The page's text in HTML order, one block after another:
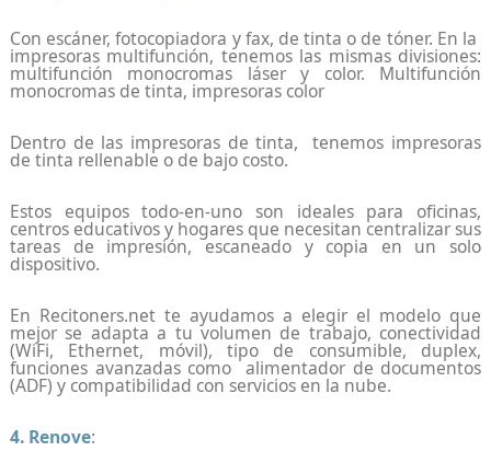
Con escáner, fotocopiadora y fax, de tinta o de tóner. En la
impresoras multifunción, tenemos las mismas divisiones:
multifunción monocromas láser y color. Multifunción
monocromas de tinta, impresoras color
Dentro de las impresoras de tinta, tenemos impresoras
de tinta rellenable o de bajo costo.
Estos equipos todo-en-uno son ideales para oficinas,
centros educativos y hogares que necesitan centralizar sus
tareas de impresión, escaneado y copia en un solo
dispositivo.
En Recitoners.net te ayudamos a elegir el modelo que
mejor se adapta a tu volumen de trabajo, conectividad
(WiFi, Ethernet, móvil), tipo de consumible, duplex,
funciones avanzadas como alimentador de documentos
(ADF) y compatibilidad con servicios en la nube.
4. Renove: